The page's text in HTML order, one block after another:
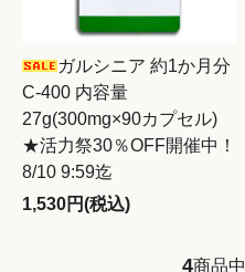
ガルシニア 約1か月分
C-400 内容量
27g(300mg×90カプセル)
★活力祭30％OFF開催中！
8/10 9:59迄
1,530円(税込)
4商品中